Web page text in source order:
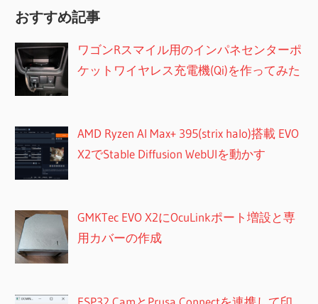
ジ
送
り
おすすめ記事
ワゴンRスマイル用のインパネセンターポ
ケットワイヤレス充電機(Qi)を作ってみた
AMD Ryzen AI Max+ 395(strix halo)搭載 EVO
X2でStable Diffusion WebUIを動かす
GMKTec EVO X2にOcuLinkポート増設と専
用カバーの作成